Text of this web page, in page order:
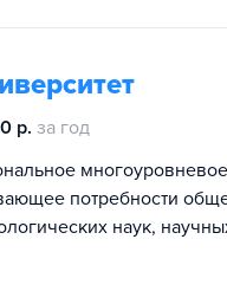
р. за год
многоуровневое
потребности
наук,